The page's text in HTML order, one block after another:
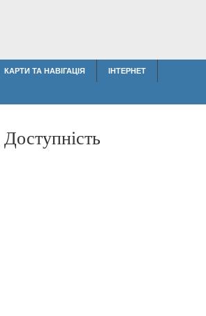
КАРТИ ТА НАВІГАЦІЯ ІНТЕРНЕТ
Доступність